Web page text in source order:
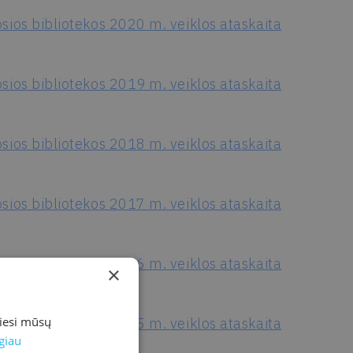
bibliotekos 2020 m. veiklos ataskaita
bibliotekos 2019 m. veiklos ataskaita
bibliotekos 2018 m. veiklos ataskaita
bibliotekos 2017 m. veiklos ataskaita
bibliotekos 2016 m. veiklos ataskaita
bibliotekos 2015 m. veiklos ataskaita
×
mūsų